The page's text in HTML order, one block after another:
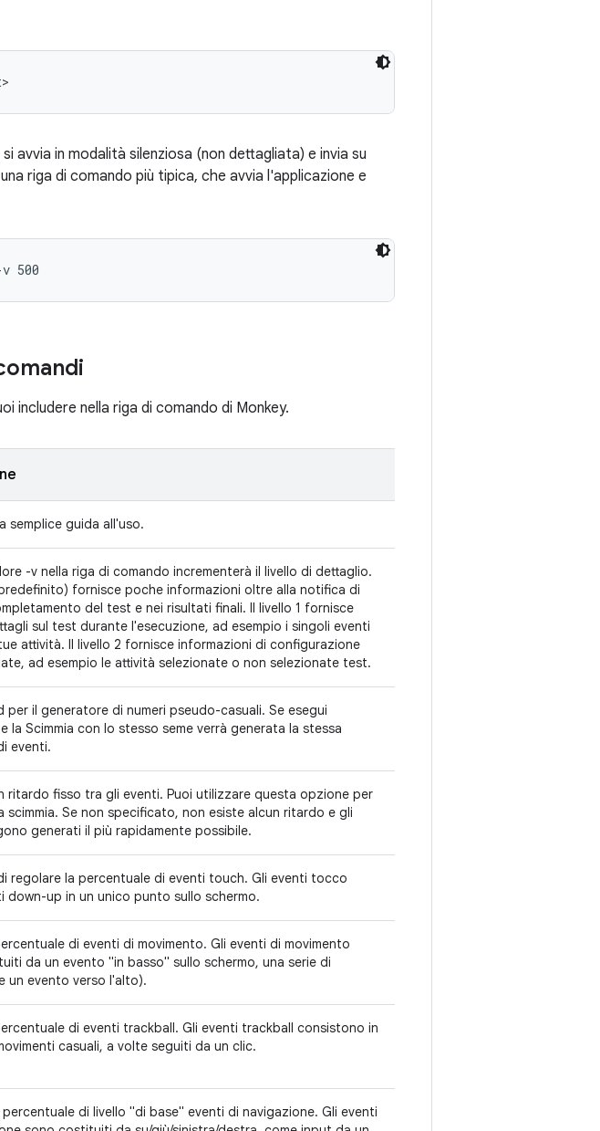
avvia in modalità silenziosa (non dettagliata) e invia su
riga di comando più tipica, che avvia l'applicazione e
500
includere nella riga di comando di Monkey.
semplice guida all'uso.
-v nella riga di comando incrementerà il livello di dettaglio.
fornisce poche informazioni oltre alla notifica di
del test e nei risultati finali. Il livello 1 fornisce
sul test durante l'esecuzione, ad esempio i singoli eventi
attività. Il livello 2 fornisce informazioni di configurazione
ad esempio le attività selezionate o non selezionate test.
per il generatore di numeri pseudo-casuali. Se esegui
la Scimmia con lo stesso seme verrà generata la stessa
eventi.
ritardo fisso tra gli eventi. Puoi utilizzare questa opzione per
scimmia. Se non specificato, non esiste alcun ritardo e gli
generati il più rapidamente possibile.
regolare la percentuale di eventi touch. Gli eventi tocco
down-up in un unico punto sullo schermo.
di eventi di movimento. Gli eventi di movimento
da un evento "in basso" sullo schermo, una serie di
un evento verso l'alto).
di eventi trackball. Gli eventi trackball consistono in
casuali, a volte seguiti da un clic.
di livello "di base" eventi di navigazione. Gli eventi